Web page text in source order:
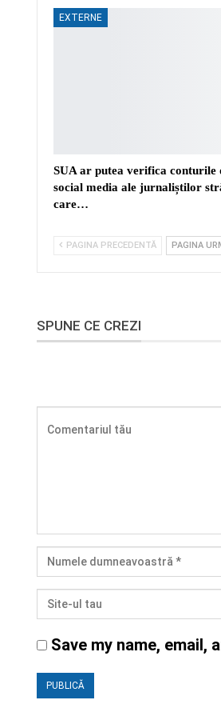
EXTERNE
SUA ar putea verifica conturile
social media ale jurnaliștilor
care…
PAGINA PRECEDENTĂ PAGINA
SPUNE CE CREZI
Save my name,